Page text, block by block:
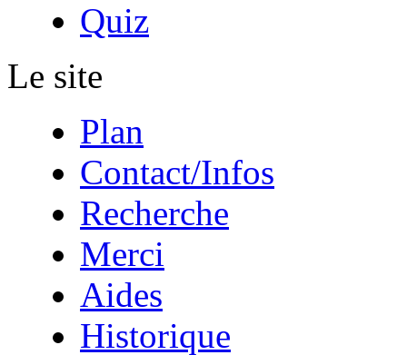
Quiz
Le site
Plan
Contact/Infos
Recherche
Merci
Aides
Historique